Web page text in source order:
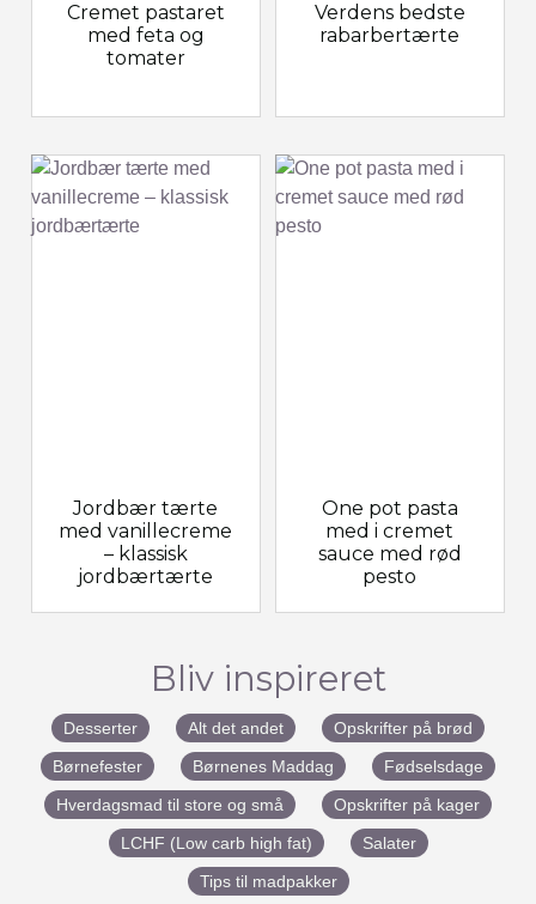
Cremet pastaret
med feta og
tomater
Jordbær tærte
med vanillecreme
– klassisk
jordbærtærte
Verdens bedste
rabarbertærte
One pot pasta
med i cremet
sauce med rød
pesto
Bliv inspireret
Desserter Alt det andet
Opskrifter på brød
Børnefester
Børnenes Maddag
Fødselsdage
Hverdagsmad til store og små
Opskrifter på kager
LCHF (Low carb high fat)
Salater
Tips til madpakker